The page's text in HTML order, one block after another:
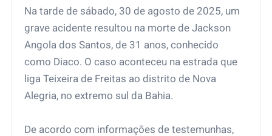
Na tarde de sábado, 30 de agosto de 2025, um
grave acidente resultou na morte de Jackson
Angola dos Santos, de 31 anos, conhecido
como Diaco. O caso aconteceu na estrada que
liga Teixeira de Freitas ao distrito de Nova
Alegria, no extremo sul da Bahia.
De acordo com informações de testemunhas,